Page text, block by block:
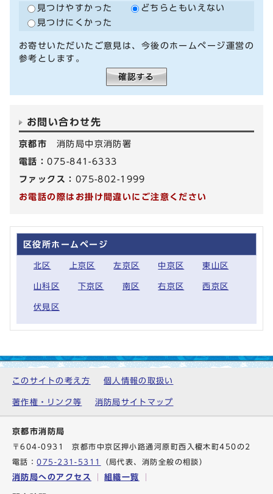
見つけやすかった
どちらともいえない
見つけにくかった
お寄せいただいたご意見は、今後のホームページ運営の
参考とします。
お問い合わせ先
京都市 消防局中京消防署
電話：075-841-6333
ファックス： 075-802-1999
お電話の際はお掛け間違いにご注意ください
区役所ホームページ
北区 上京区 左京区 中京区 東山区
山科区 下京区 南区 右京区 西京区
伏見区
このサイトの考え方 個人情報の取扱い
著作権・リンク等 消防局サイトマップ
京都市消防局
〒604-0931 京都市中京区押小路通河原町西入榎木町450の2
電話：075-231-5311 （局代表、消防全般の相談）
消防局へのアクセス 組織一覧